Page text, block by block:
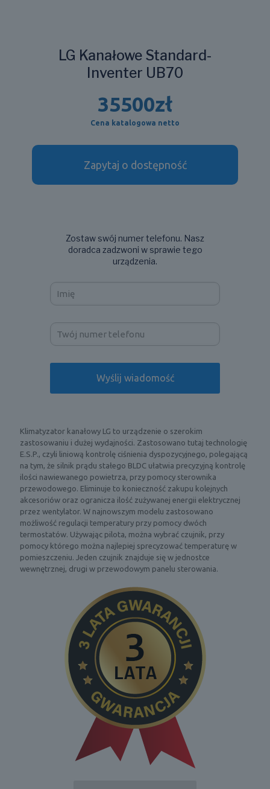
LG Kanałowe Standard-
Inventer UB70
35500zł
Cena katalogowa netto
Zapytaj o dostępność
Zostaw swój numer telefonu. Nasz
doradca zadzwoni w sprawie tego
urządzenia.
Klimatyzator kanałowy LG to urządzenie o szerokim
zastosowaniu i dużej wydajności. Zastosowano tutaj technologię
E.S.P., czyli liniową kontrolę ciśnienia dyspozycyjnego, polegającą
na tym, że silnik prądu stałego BLDC ułatwia precyzyjną kontrolę
ilości nawiewanego powietrza, przy pomocy sterownika
przewodowego. Eliminuje to konieczność zakupu kolejnych
akcesoriów oraz ogranicza ilość zużywanej energii elektrycznej
przez wentylator. W najnowszym modelu zastosowano
możliwość regulacji temperatury przy pomocy dwóch
termostatów. Używając pilota, można wybrać czujnik, przy
pomocy którego można najlepiej sprecyzować temperaturę w
pomieszczeniu. Jeden czujnik znajduje się w jednostce
wewnętrznej, drugi w przewodowym panelu sterowania.